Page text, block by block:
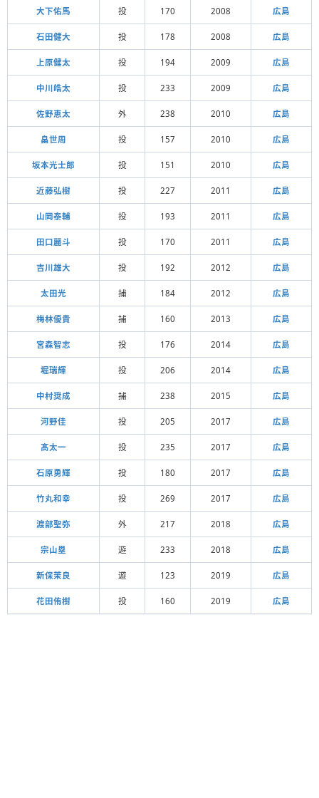
大下佑馬 投 170 2008 広島
石田健大 投 178 2008 広島
上原健太 投 194 2009 広島
中川皓太 投 233 2009 広島
佐野恵太 外 238 2010 広島
畠世周 投 157 2010 広島
坂本光士郎 投 151 2010 広島
近藤弘樹 投 227 2011 広島
山岡泰輔 投 193 2011 広島
田口麗斗 投 170 2011 広島
吉川雄大 投 192 2012 広島
太田光 捕 184 2012 広島
梅林優貴 捕 160 2013 広島
宮森智志 投 176 2014 広島
堀瑞輝 投 206 2014 広島
中村奨成 捕 238 2015 広島
河野佳 投 205 2017 広島
髙太一 投 235 2017 広島
石原勇輝 投 180 2017 広島
竹丸和幸 投 269 2017 広島
渡部聖弥 外 217 2018 広島
宗山塁 遊 233 2018 広島
新保茉良 遊 123 2019 広島
花田侑樹 投 160 2019 広島